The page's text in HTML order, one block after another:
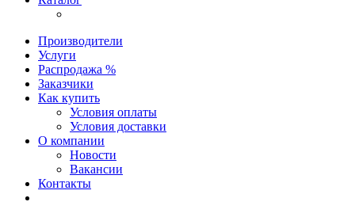
Производители
Услуги
Распродажа %
Заказчики
Как купить
Условия оплаты
Условия доставки
О компании
Новости
Вакансии
Контакты